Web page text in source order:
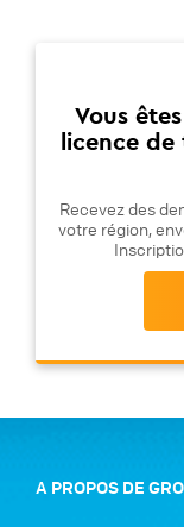
Vous
licence
Recevez des
votre région,
A PROPOS DE